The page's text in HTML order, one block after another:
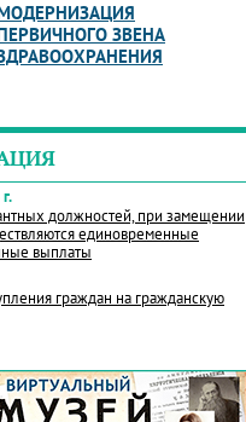
ЗВЕНА
должностей, при замещении
единовременные
выплаты
граждан на гражданскую